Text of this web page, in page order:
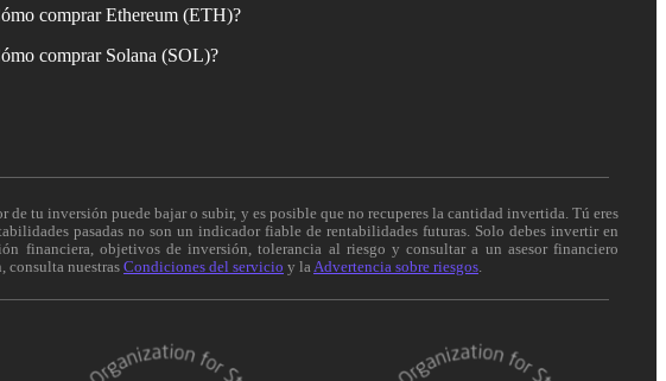
comprar Ethereum (ETH)?
comprar Solana (SOL)?
tu inversión puede bajar o subir, y es posible que no recuperes la cantidad invertida. Tú eres
pasadas no son un indicador fiable de rentabilidades futuras. Solo debes invertir en
financiera, objetivos de inversión, tolerancia al riesgo y consultar a un asesor financiero
consulta nuestras Condiciones del servicio y la Advertencia sobre riesgos